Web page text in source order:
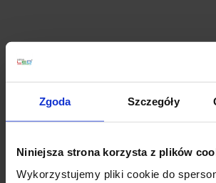
Zgoda Szczegóły
Niniejsza strona korzysta z plików
Wykorzystujemy pliki cookie do
Zobacz także
Promocja